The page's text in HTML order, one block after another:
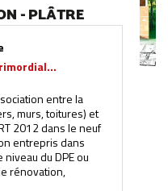
- PLÂTRE
entre la
murs, toitures) et
2012 dans le neuf
entrepris dans
niveau du DPE ou
rénovation,